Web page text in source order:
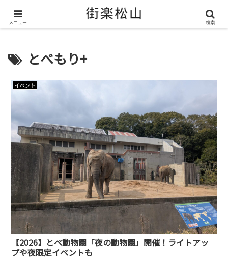
＼ 松山の街を“オモシロク”する地域情報メディア ／
とべもり+
イベント
【2026】とべ動物園「夜の動物園」開催！ライトアッ
プや夜限定イベントも
メニュー 検索